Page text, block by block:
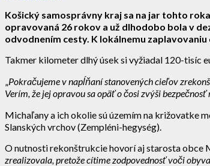
Košický samosprávny kraj sa na jar tohto
opravovaná 26 rokov a už dlhodobo bola v
odvodnením cesty. K lokálnemu
Takmer kilometer dlhý úsek si vyžiadal 120-tisíc
Pokračujeme v napĺňaní stanovených cieľov
Verím, že jej opravou sa opäť o čosi zvýši
Michaľany a ich okolie sú územím na križovatke
Slanských vrchov (Zempléni-hegység).
O nutnosti rekonštrukcie hovorí aj starosta obce
zrealizovala, pretože cítime zodpovednosť voči